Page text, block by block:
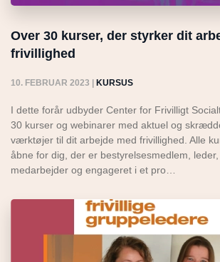
Over 30 kurser, der styrker dit
frivillighed
10. FEBRUAR 2023 KURSUS
I dette forår udbyder Center for Frivilligt
30 kurser og webinarer med aktuel og
værktøjer til dit arbejde med frivillighed. Alle
åbne for dig, der er bestyrelsesmedlem,
medarbejder og engageret i et pro…